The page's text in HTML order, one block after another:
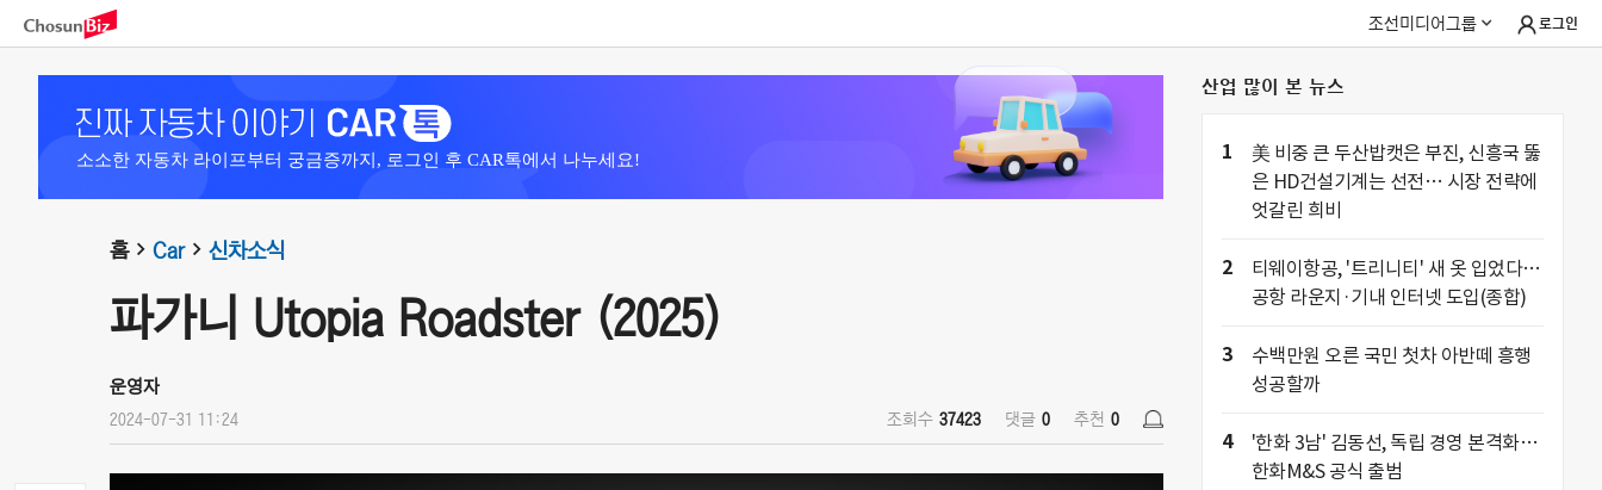
조선미디어그룹 로그인
소소한 자동차 라이프부터 궁금증까지, 로그인 후 CAR톡에서 나누세요!
홈 Car 신차소식
파가니 Utopia Roadster (2025)
운영자
2024-07-31 11:24 조회수 37423 댓글 0 추천 0
산업 많이 본 뉴스